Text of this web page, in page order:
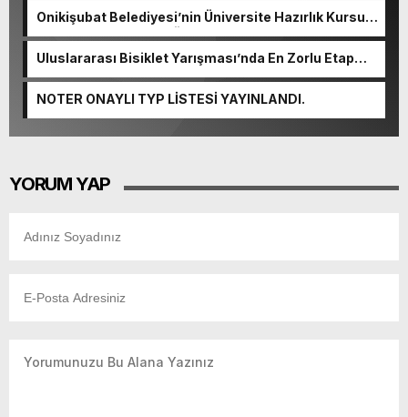
Onikişubat Belediyesi’nin Üniversite Hazırlık Kursu
başvurularında son gün 7 Ağustos.
Uluslararası Bisiklet Yarışması’nda En Zorlu Etap
NOTER ONAYLI TYP LİSTESİ YAYINLANDI.
YORUM YAP